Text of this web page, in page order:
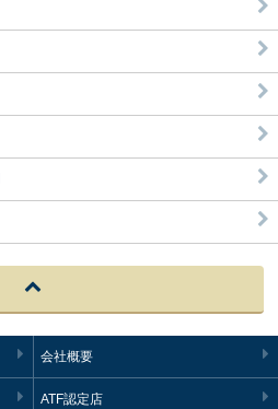
会社概要
ATF認定店